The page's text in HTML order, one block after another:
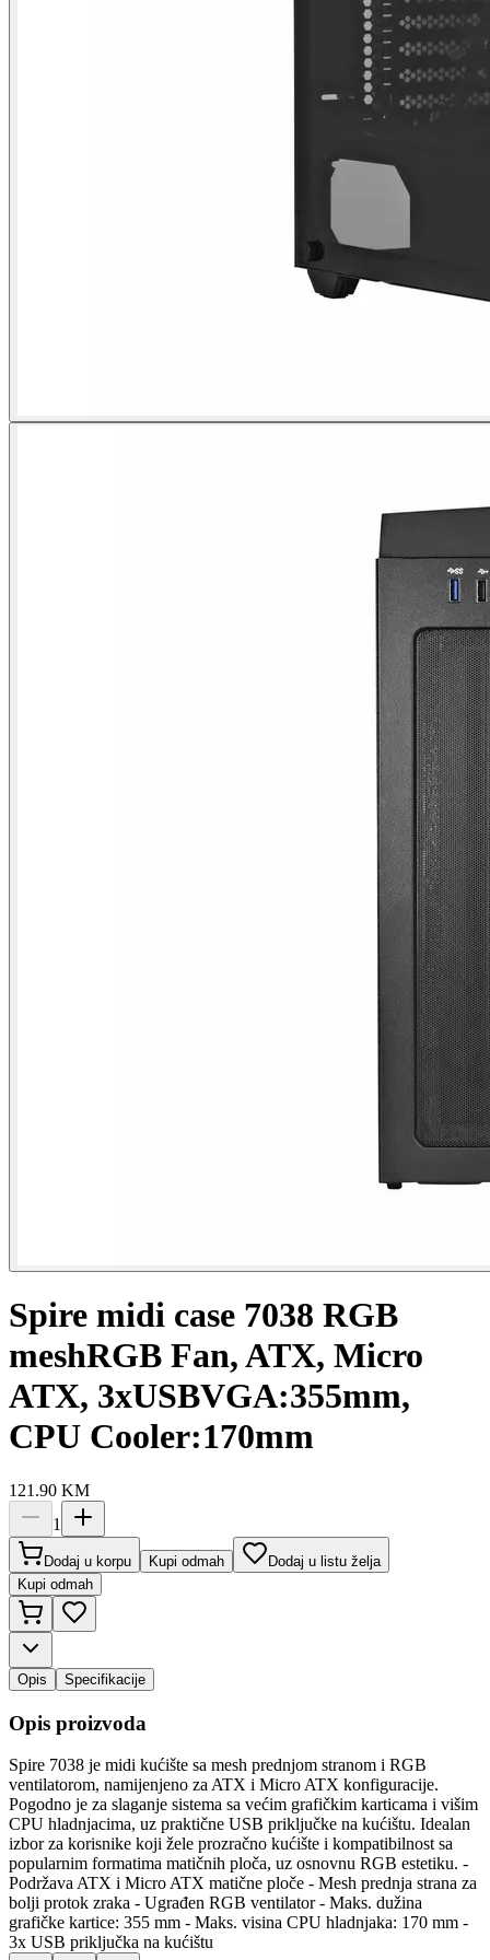
Spire midi case 7038 RGB
meshRGB Fan, ATX, Micro
ATX, 3xUSBVGA:355mm,
CPU Cooler:170mm
121.90 KM
1
Dodaj u korpu Kupi odmah
Dodaj u listu želja
Kupi odmah
Opis Specifikacije
Opis proizvoda
Spire 7038 je midi kućište sa mesh prednjom stranom i RGB
ventilatorom, namijenjeno za ATX i Micro ATX konfiguracije.
Pogodno je za slaganje sistema sa većim grafičkim karticama i višim
CPU hladnjacima, uz praktične USB priključke na kućištu. Idealan
izbor za korisnike koji žele prozračno kućište i kompatibilnost sa
popularnim formatima matičnih ploča, uz osnovnu RGB estetiku. -
Podržava ATX i Micro ATX matične ploče - Mesh prednja strana za
bolji protok zraka - Ugrađen RGB ventilator - Maks. dužina
grafičke kartice: 355 mm - Maks. visina CPU hladnjaka: 170 mm -
3x USB priključka na kućištu